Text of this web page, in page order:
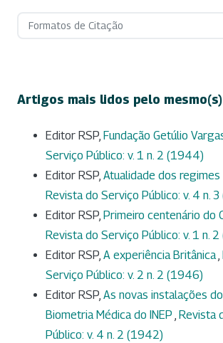
Formatos de Citação
Artigos mais lidos pelo
Editor RSP, Fundação Getúlio
Serviço Público: v. 1 n. 2 (1944)
Editor RSP, Atualidade dos regimes
Revista do Serviço Público: v. 4 n.
Editor RSP, Primeiro centenário do
Revista do Serviço Público: v. 1 n.
Editor RSP, A experiência Britânica,
Serviço Público: v. 2 n. 2 (1946)
Editor RSP, As novas instalações
Biometria Médica do INEP , Revista
Público: v. 4 n. 2 (1942)